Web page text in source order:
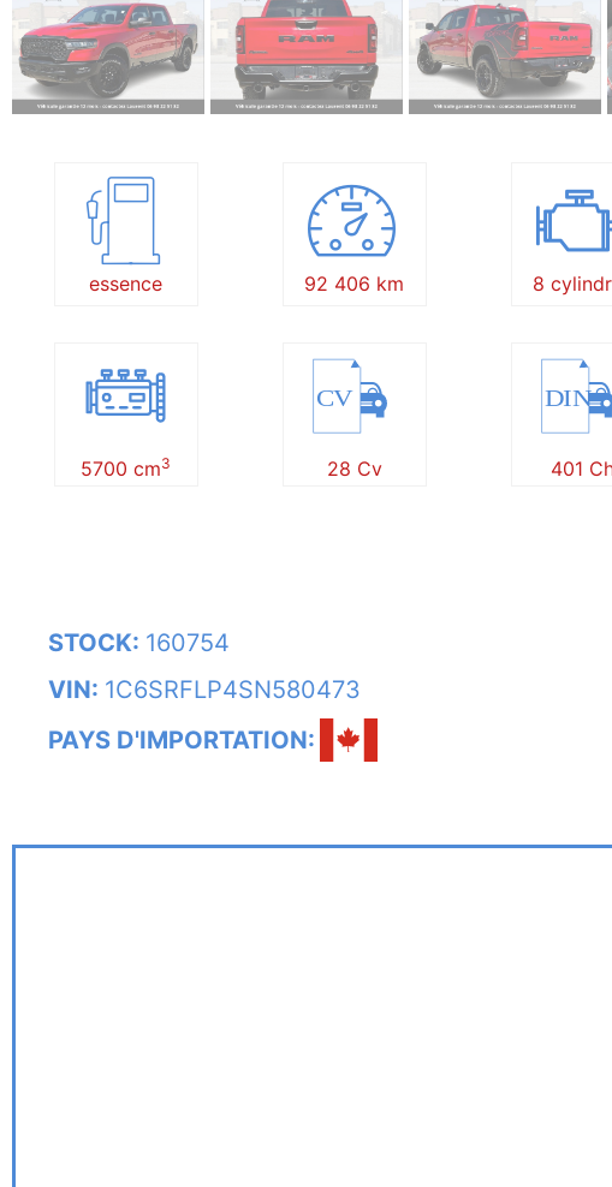
essence 92 406 km 8
5700 cm3
CV
28 Cv
DIN
401
STOCK: 160754
VIN: 1C6SRFLP4SN580473
PAYS D'IMPORTATION: